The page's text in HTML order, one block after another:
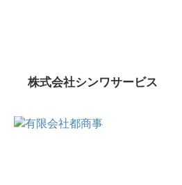
株式会社シンワサービス